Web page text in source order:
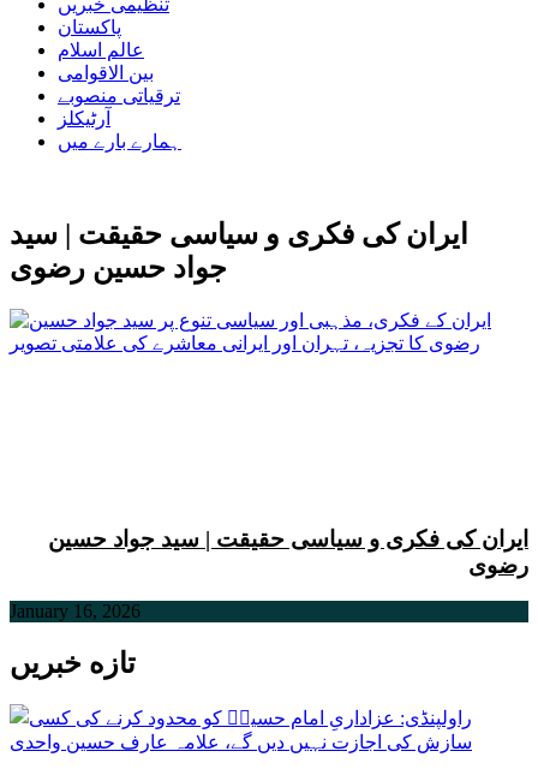
تنظیمی خبریں
پاکستان
عالم اسلام
بین الاقوامی
ترقیاتی منصوبے
آرٹیکلز
ہمارے بارے میں
ایران کی فکری و سیاسی حقیقت | سید
جواد حسین رضوی
ایران کی فکری و سیاسی حقیقت | سید جواد حسین
رضوی
January 16, 2026
تازه خبریں